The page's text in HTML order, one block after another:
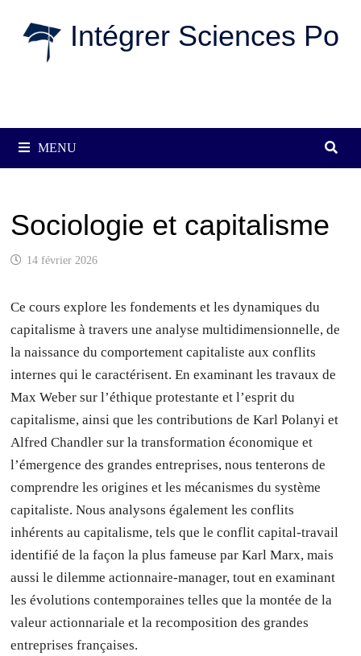
Intégrer Sciences Po
MENU
Sociologie et capitalisme
14 février 2026
Ce cours explore les fondements et les dynamiques du
capitalisme à travers une analyse multidimensionnelle, de
la naissance du comportement capitaliste aux conflits
internes qui le caractérisent. En examinant les travaux de
Max Weber sur l’éthique protestante et l’esprit du
capitalisme, ainsi que les contributions de Karl Polanyi et
Alfred Chandler sur la transformation économique et
l’émergence des grandes entreprises, nous tenterons de
comprendre les origines et les mécanismes du système
capitaliste. Nous analysons également les conflits
inhérents au capitalisme, tels que le conflit capital-travail
identifié de la façon la plus fameuse par Karl Marx, mais
aussi le dilemme actionnaire-manager, tout en examinant
les évolutions contemporaines telles que la montée de la
valeur actionnariale et la recomposition des grandes
entreprises françaises.